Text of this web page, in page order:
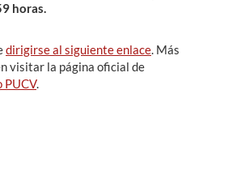
horas.
dirigirse al siguiente enlace. Más
visitar la página oficial de
PUCV.